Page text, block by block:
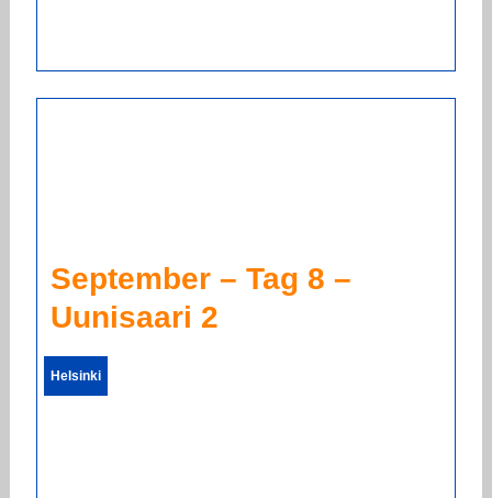
September – Tag 8 –
Uunisaari 2
Helsinki